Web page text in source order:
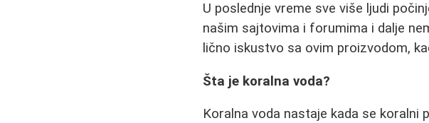
U poslednje vreme sve više ljudi
našim sajtovima i forumima i dalje
lično iskustvo sa ovim proizvodom,
Šta je koralna voda?
Koralna voda nastaje kada se koralni